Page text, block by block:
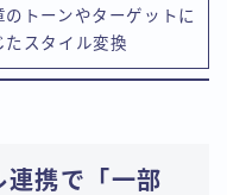
のトーンやターゲットに
たスタイル変換
携で「一部